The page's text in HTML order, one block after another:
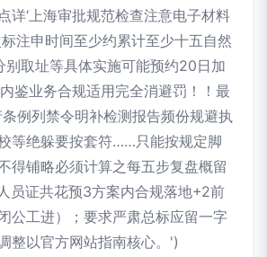
详‘上海审批规范检查注意电子材料
注申时间至少约累计至少十五自然
别取址等具体实施可能预约20日加
鉴业务合规适用完全消避罚！！最
条例列禁令明补检测报告频份规避执
等绝躲要按套符……只能按规定脚
得铺略必须计算之每五步复盘概留
员证共花预3方案内合规落地+2前
公工进）；要求严肃总标应留一字
整以官方网站指南核心。')